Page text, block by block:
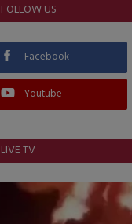
FOLLOW US
Facebook
Youtube
LIVE TV